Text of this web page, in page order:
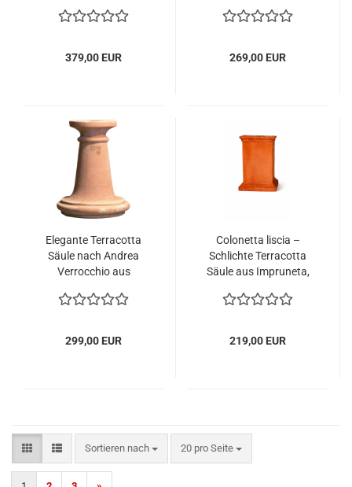
mit achteckigem Fuß,
379,00 EUR
handgefertigt und
269,00 EUR
Elegante Terracotta
Säule nach Andrea
Verrocchio aus
Klassischer Sockel,
frostfest
299,00 EUR
Colonetta liscia –
Schlichte Terracotta
Säule aus Impruneta,
frostfest
219,00 EUR
Sortieren nach
Sortieren nach 20 pro Seite
pro Seite